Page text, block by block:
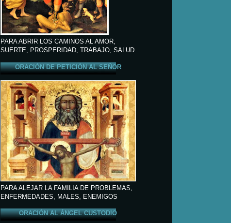
PARA ABRIR LOS CAMINOS AL AMOR,
SUERTE, PROSPERIDAD, TRABAJO, SALUD
ORACIÓN DE PETICIÓN AL SEÑOR
PARA ALEJAR LA FAMILIA DE PROBLEMAS,
ENFERMEDADES, MALES, ENEMIGOS
ORACIÓN AL ÁNGEL CUSTODIO